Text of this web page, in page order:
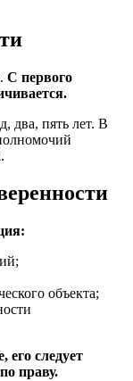
С первого
два, пять лет. В
объекта;
его следует
праву.